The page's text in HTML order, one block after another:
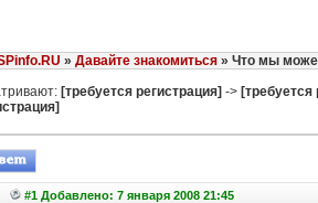
» Давайте знакомиться» Что мы
[требуется регистрация] -> [требуется
#1 Добавлено: 7 января 2008 21:45